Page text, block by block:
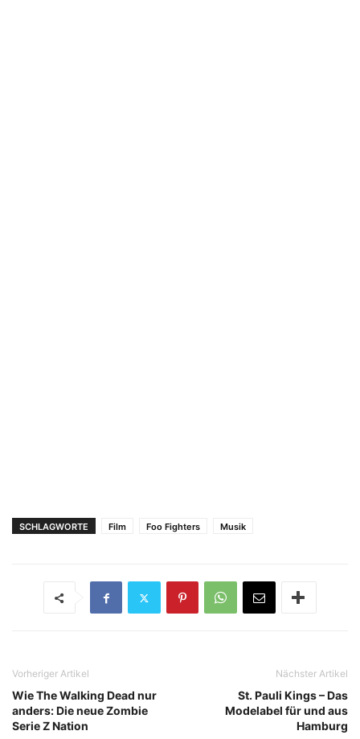
SCHLAGWORTE Film Foo Fighters Musik
Vorheriger Artikel
Wie The Walking Dead nur
anders: Die neue Zombie
Serie Z Nation
Nächster Artikel
St. Pauli Kings – Das
Modelabel für und aus
Hamburg